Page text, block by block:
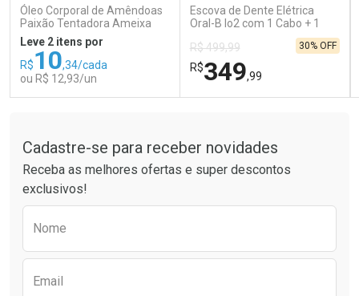
Comprar sem Desconto
Por R$ 66,83/cada
Comprar sem Desconto
Por R$ 66,83/cada
Comprar sem Desconto
Por R$ 14,39/cada
Comprar sem Desconto
Por R$ 14,39/cada
Óleo Corporal de Amêndoas
Paixão Tentadora Ameixa
Rubi 100ml
Leve 2 itens por
R$10,34/cada
ou R$ 12,93/un
Laboratório
Por Menos
Escova de Dente Elétrica
Oral-B Io2 com 1 Cabo + 1
R$ 499,99
R$349,99
30% OFF
Laboratório
Por Menos
Cadastre-se para receber novidades
Receba as melhores ofertas e super descontos
exclusivos!
Nome
Email